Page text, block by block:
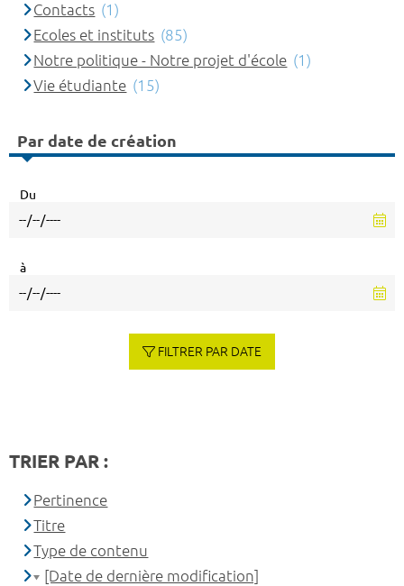
Contacts (1)
Ecoles et instituts (85)
Notre politique - Notre projet d'école (1)
Vie étudiante (15)
Par date de création
Du
à
FILTRER PAR DATE
TRIER PAR :
Pertinence
Titre
Type de contenu
[Date de dernière modification]